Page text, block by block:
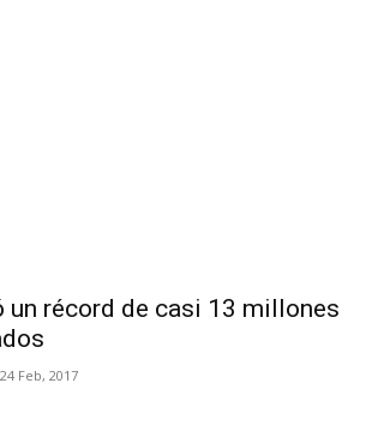
un récord de casi 13 millones
24 Feb, 2017